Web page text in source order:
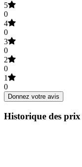
5
0
4
0
3
0
2
0
1
0
Donnez votre avis
Historique des prix